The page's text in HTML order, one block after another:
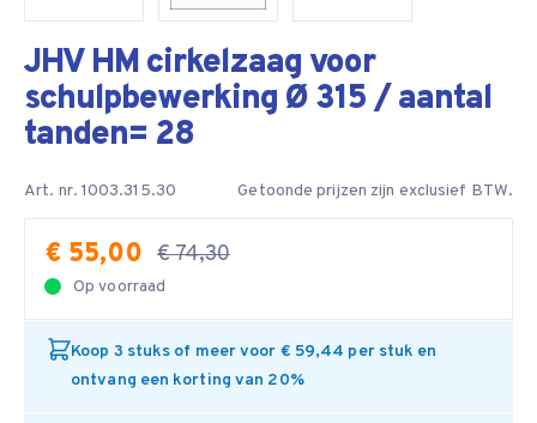
JHV HM cirkelzaag voor
schulpbewerking Ø 315 / aantal
tanden= 28
Art. nr. 1003.315.30 Getoonde prijzen zijn exclusief BTW.
€ 55,00 € 74,30
Op voorraad
Koop 3 stuks of meer voor € 59,44 per stuk en
ontvang een korting van 20%